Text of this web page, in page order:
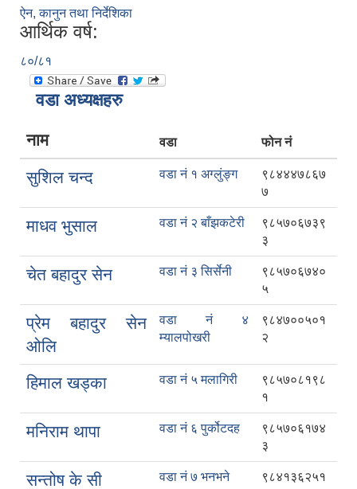
ऐन, कानुन तथा निर्देशिका
आर्थिक वर्ष:
८०/८१
वडा अध्यक्षहरु
नाम वडा फोन नं
सुशिल चन्द वडा नं १ अग्लुंङ्ग
९८४४४७८६७
७
माधव भुसाल वडा नं २ बाँझकटेरी
९८५७०६७३९
३
चेत बहादुर सेन वडा नं ३ सिर्सेनी
९८५७०६७४०
५
प्रेम बहादुर सेन
ओलि
वडा नं ४
म्यालपोखरी
९८४७००५०१
२
हिमाल खड्का वडा नं ५ मलागिरी
९८५७०८१९८
१
मनिराम थापा वडा नं ६ पुर्कोटदह
९८५७०६१७४
३
सन्तोष के सी वडा नं ७ भनभने
९८४१३६२५१